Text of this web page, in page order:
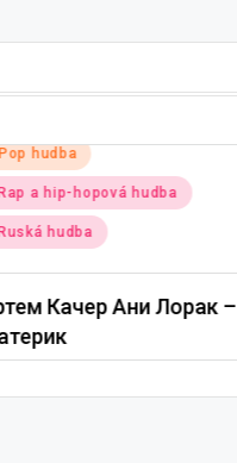
hudba
a hip-hopová hudba
hudba
Качер Ани Лорак –